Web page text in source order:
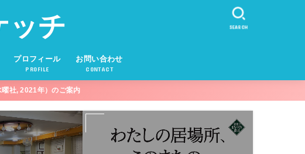
ッチ
プロフィール
PROFILE
お問い合わせ
CONTACT
SEARCH
曜社, 2021年）のご案内